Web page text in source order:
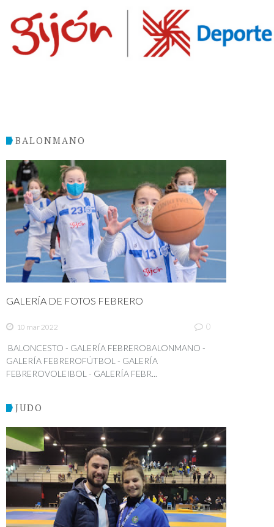
BALONMANO
GALERÍA DE FOTOS FEBRERO
10 mar 2022 0
BALONCESTO - GALERÍA FEBREROBALONMANO -
GALERÍA FEBREROFÚTBOL - GALERÍA
FEBREROVOLEIBOL - GALERÍA FEBR...
JUDO